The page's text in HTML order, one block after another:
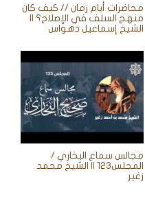
محاضرات أيام زمان // كيف كان
منهج السلف في الإصلاح؟ ||
الشيخ إسماعيل دهواس
مجالس سماع البخاري /
المجلس123 || الشيخ محمد
زغير